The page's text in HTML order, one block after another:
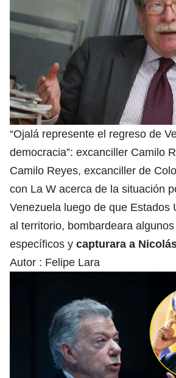
“Ojalá represente el regreso de
democracia”: excanciller Camilo
Camilo Reyes, excanciller de
con La W acerca de la situación
Venezuela luego de que Estados
al territorio, bombardeara
específicos y capturara a
Autor : Felipe Lara